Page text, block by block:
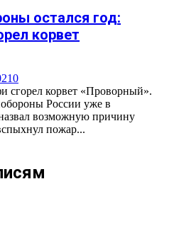
остался год:
корвет
0
сгорел корвет «Проворный».
России уже в
возможную причину
пожар...